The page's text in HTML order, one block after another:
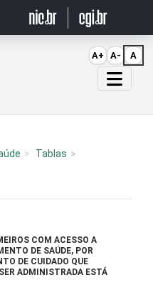
Tablas
COM ACESSO A
DE SAÚDE, POR
DE CUIDADO QUE
ADMINISTRADA ESTÁ
A+ A- A